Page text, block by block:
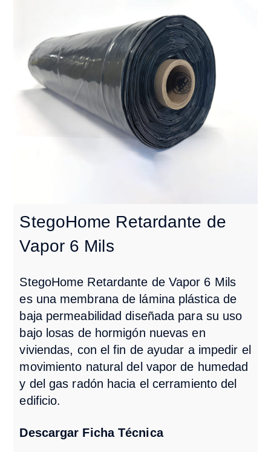
StegoHome Retardante de
Vapor 6 Mils
StegoHome Retardante de Vapor 6 Mils
es una membrana de lámina plástica de
baja permeabilidad diseñada para su uso
bajo losas de hormigón nuevas en
viviendas, con el fin de ayudar a impedir el
movimiento natural del vapor de humedad
y del gas radón hacia el cerramiento del
edificio.
Descargar Ficha Técnica